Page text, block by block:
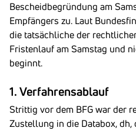
Bescheidbegründung am
Empfängers zu. Laut
die tatsächliche der
Fristenlauf am Samstag und
beginnt.
1. Verfahrensablauf
Strittig vor dem BFG war der
Zustellung in die Databox,